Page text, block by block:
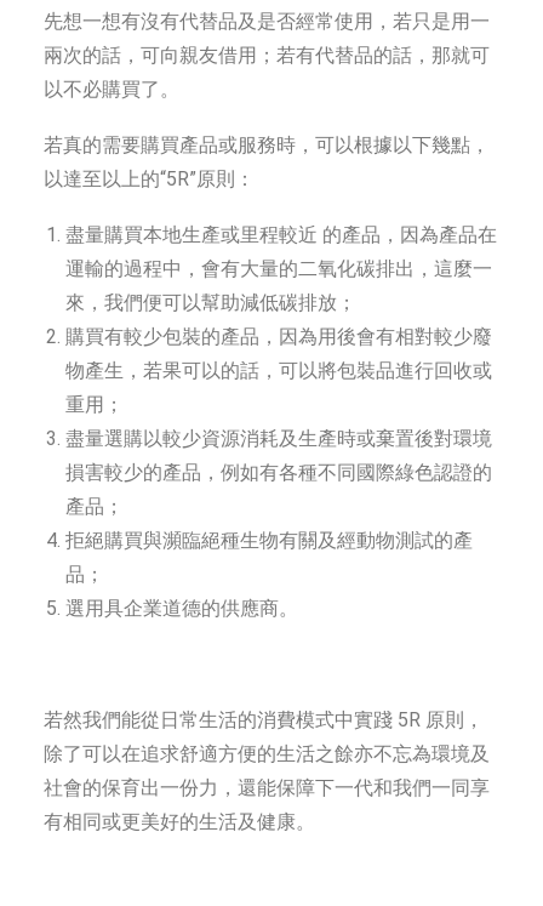
先想一想有沒有代替品及是否經常使用，若只是用一
兩次的話，可向親友借用；若有代替品的話，那就可
以不必購買了。
若真的需要購買產品或服務時，可以根據以下幾點，
以達至以上的“5R”原則：
盡量購買本地生產或里程較近 的產品，因為產品在
運輸的過程中，會有大量的二氧化碳排出，這麼一
來，我們便可以幫助減低碳排放；
購買有較少包裝的產品，因為用後會有相對較少廢
物產生，若果可以的話，可以將包裝品進行回收或
重用；
盡量選購以較少資源消耗及生產時或棄置後對環境
損害較少的產品，例如有各種不同國際綠色認證的
產品；
拒絕購買與瀕臨絕種生物有關及經動物測試的產
品；
選用具企業道德的供應商。
若然我們能從日常生活的消費模式中實踐 5R 原則，
除了可以在追求舒適方便的生活之餘亦不忘為環境及
社會的保育出一份力，還能保障下一代和我們一同享
有相同或更美好的生活及健康。